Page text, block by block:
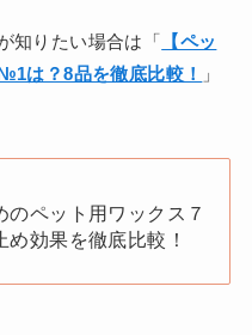
知りたい場合は「 【ペッ
は？8品を徹底比較！
」
のペット用ワックス７
め効果を徹底比較！